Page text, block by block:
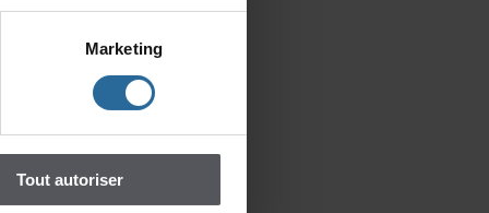
Marketing
Toutautoriser